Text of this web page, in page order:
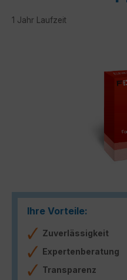
1 Jahr Laufzeit
Ihre Vorteile:
Zuverlässigkeit
Expertenberatung
Transparenz